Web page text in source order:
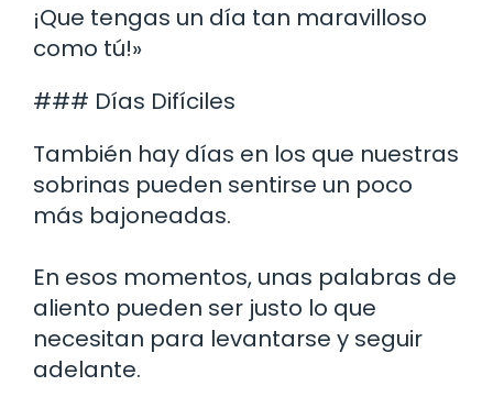
¡Que tengas un día tan maravilloso
como tú!»
### Días Difíciles
También hay días en los que nuestras
sobrinas pueden sentirse un poco
más bajoneadas.
En esos momentos, unas palabras de
aliento pueden ser justo lo que
necesitan para levantarse y seguir
adelante.